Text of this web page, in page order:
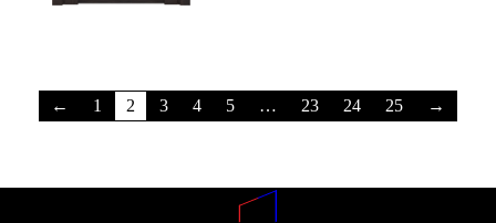
← 1 2 3 4 5 … 23 24 25 →